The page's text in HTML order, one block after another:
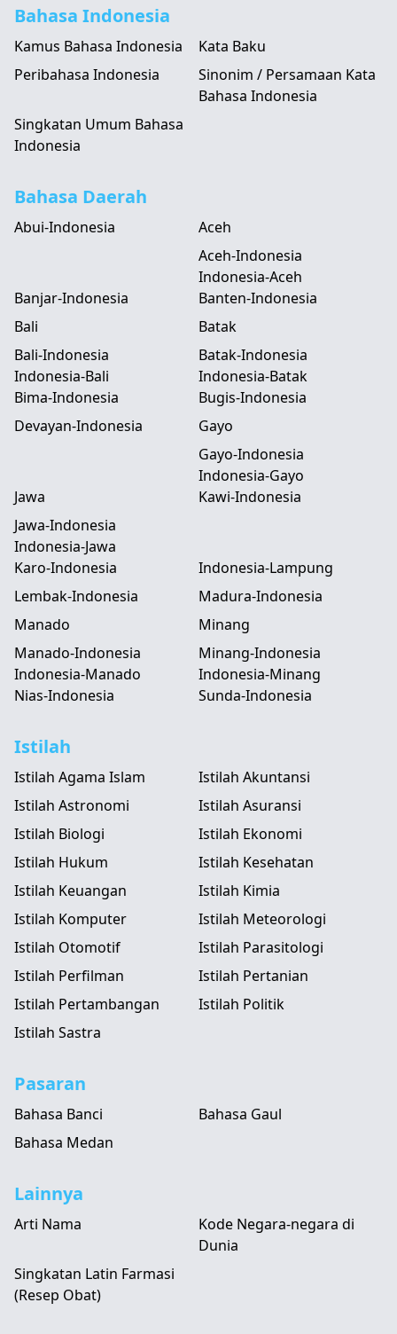
Bahasa Indonesia
Kamus Bahasa Indonesia
Kata Baku
Peribahasa Indonesia
Sinonim / Persamaan Kata
Bahasa Indonesia
Singkatan Umum Bahasa
Indonesia
Bahasa Daerah
Abui-Indonesia
Aceh
Aceh-Indonesia
Indonesia-Aceh
Banjar-Indonesia
Banten-Indonesia
Bali
Bali-Indonesia
Indonesia-Bali
Batak
Batak-Indonesia
Indonesia-Batak
Bima-Indonesia
Bugis-Indonesia
Devayan-Indonesia
Gayo
Gayo-Indonesia
Indonesia-Gayo
Jawa
Jawa-Indonesia
Indonesia-Jawa
Kawi-Indonesia
Karo-Indonesia
Indonesia-Lampung
Lembak-Indonesia
Madura-Indonesia
Manado
Manado-Indonesia
Indonesia-Manado
Minang
Minang-Indonesia
Indonesia-Minang
Nias-Indonesia
Sunda-Indonesia
Istilah
Istilah Agama Islam
Istilah Akuntansi
Istilah Astronomi
Istilah Asuransi
Istilah Biologi
Istilah Ekonomi
Istilah Hukum
Istilah Kesehatan
Istilah Keuangan
Istilah Kimia
Istilah Komputer
Istilah Meteorologi
Istilah Otomotif
Istilah Parasitologi
Istilah Perfilman
Istilah Pertanian
Istilah Pertambangan
Istilah Politik
Istilah Sastra
Pasaran
Bahasa Banci
Bahasa Gaul
Bahasa Medan
Lainnya
Arti Nama
Kode Negara-negara di
Dunia
Singkatan Latin Farmasi
(Resep Obat)